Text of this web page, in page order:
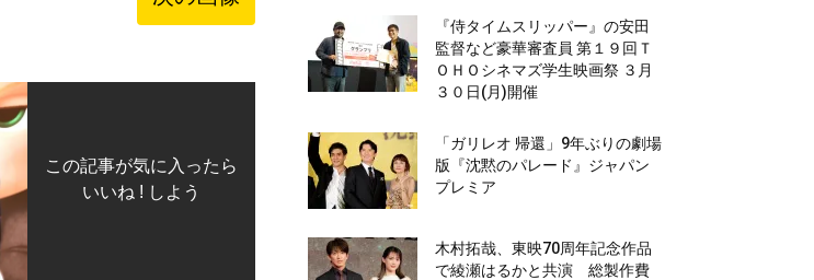
この記事が気に入ったら
いいね ! しよう
『侍タイムスリッパー』の安田
監督など豪華審査員 第１９回Ｔ
ＯＨＯシネマズ学生映画祭 ３月
３０日(月)開催
「ガリレオ 帰還」9年ぶりの劇場
版『沈黙のパレード』ジャパン
プレミア
木村拓哉、東映70周年記念作品
で綾瀬はるかと共演 総製作費